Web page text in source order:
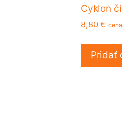
Cyklon
8,80 €
Pridať